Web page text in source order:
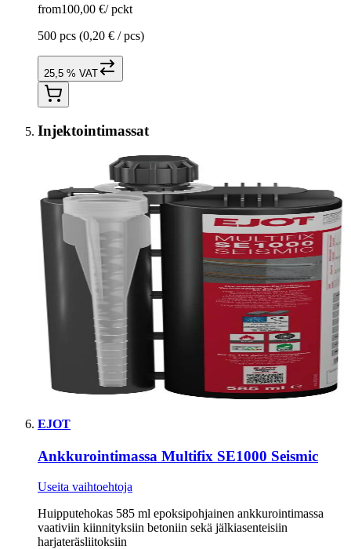
from100,00 €/ pckt
500 pcs (0,20 € / pcs)
25,5 % VAT
Injektointimassat
EJOT
Ankkurointimassa Multifix SE1000 Seismic
Useita vaihtoehtoja
Huipputehokas 585 ml epoksipohjainen ankkurointimassa
vaativiin kiinnityksiin betoniin sekä jälkiasenteisiin
harjateräsliitoksiin